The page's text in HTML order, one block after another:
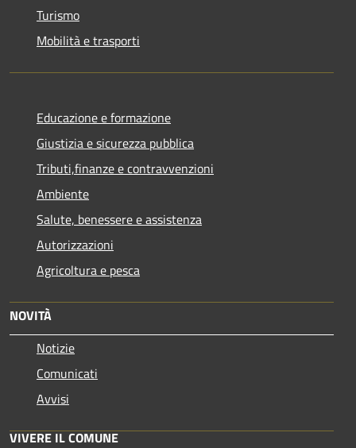
Turismo
Mobilità e trasporti
Educazione e formazione
Giustizia e sicurezza pubblica
Tributi,finanze e contravvenzioni
Ambiente
Salute, benessere e assistenza
Autorizzazioni
Agricoltura e pesca
NOVITÀ
Notizie
Comunicati
Avvisi
VIVERE IL COMUNE